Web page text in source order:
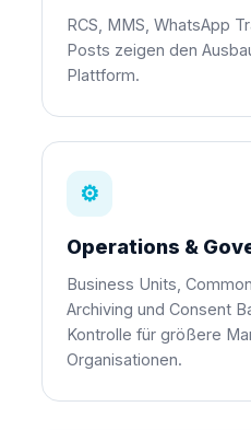
RCS, MMS, WhatsApp
Posts zeigen den
Plattform.
⚙
Operations &
Business Units,
Archiving und Consent
Kontrolle für größere
Organisationen.